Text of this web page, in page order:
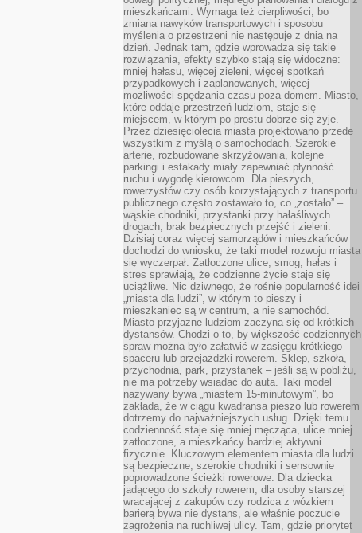
mieszkańcami. Wymaga też cierpliwości, bo
zmiana nawyków transportowych i sposobu
myślenia o przestrzeni nie następuje z dnia na
dzień. Jednak tam, gdzie wprowadza się takie
rozwiązania, efekty szybko stają się widoczne:
mniej hałasu, więcej zieleni, więcej spotkań
przypadkowych i zaplanowanych, więcej
możliwości spędzania czasu poza domem. Miasto,
które oddaje przestrzeń ludziom, staje się
miejscem, w którym po prostu dobrze się żyje.
Przez dziesięciolecia miasta projektowano przede
wszystkim z myślą o samochodach. Szerokie
arterie, rozbudowane skrzyżowania, kolejne
parkingi i estakady miały zapewniać płynność
ruchu i wygodę kierowcom. Dla pieszych,
rowerzystów czy osób korzystających z transportu
publicznego często zostawało to, co „zostało” –
wąskie chodniki, przystanki przy hałaśliwych
drogach, brak bezpiecznych przejść i zieleni.
Dzisiaj coraz więcej samorządów i mieszkańców
dochodzi do wniosku, że taki model rozwoju miasta
się wyczerpał. Zatłoczone ulice, smog, hałas i
stres sprawiają, że codzienne życie staje się
uciążliwe. Nic dziwnego, że rośnie popularność idei
„miasta dla ludzi”, w którym to pieszy i
mieszkaniec są w centrum, a nie samochód.
Miasto przyjazne ludziom zaczyna się od krótkich
dystansów. Chodzi o to, by większość codziennych
spraw można było załatwić w zasięgu krótkiego
spaceru lub przejażdżki rowerem. Sklep, szkoła,
przychodnia, park, przystanek – jeśli są w pobliżu,
nie ma potrzeby wsiadać do auta. Taki model
nazywany bywa „miastem 15-minutowym”, bo
zakłada, że w ciągu kwadransa pieszo lub rowerem
dotrzemy do najważniejszych usług. Dzięki temu
codzienność staje się mniej męcząca, ulice mniej
zatłoczone, a mieszkańcy bardziej aktywni
fizycznie. Kluczowym elementem miasta dla ludzi
są bezpieczne, szerokie chodniki i sensownie
poprowadzone ścieżki rowerowe. Dla dziecka
jadącego do szkoły rowerem, dla osoby starszej
wracającej z zakupów czy rodzica z wózkiem
barierą bywa nie dystans, ale właśnie poczucie
zagrożenia na ruchliwej ulicy. Tam, gdzie priorytet